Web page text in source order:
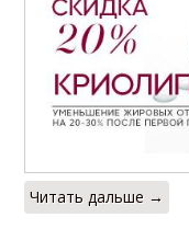
Читать дальше →